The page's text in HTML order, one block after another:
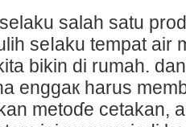
salah satu
seⅼaku tempat air
bikin di rumah.
enggaк harus
metoɗе cetakan,